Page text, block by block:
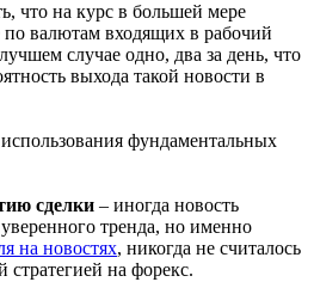
что на курс в большей мере
по валютам входящих в рабочий
случае одно, два за день, что
выхода такой новости в
фундаментальных
сделки – иногда новость
тренда, но именно
на новостях, никогда не считалось
на форекс.